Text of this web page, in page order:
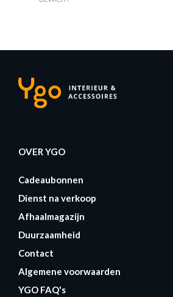
OVER YGO
Cadeaubonnen
Dienst na verkoop
Afhaalmagazijn
Duurzaamheid
Contact
Algemene voorwaarden
YGO FAQ's